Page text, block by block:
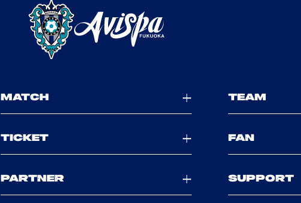
MATCH TEAM
TICKET FAN
PARTNER SUPPORT